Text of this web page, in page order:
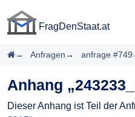
FragDenStaat.at
Startseite
Anfragen anfrage #749
Anhang
Dieser Anhang ist Teil der